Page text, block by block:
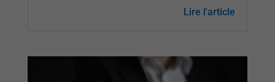
Lire l'article